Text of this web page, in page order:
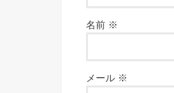
名前 ※
メール ※